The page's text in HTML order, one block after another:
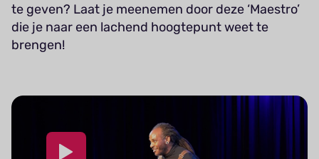
te geven? Laat je meenemen door deze ‘Maestro’
die je naar een lachend hoogtepunt weet te
brengen!